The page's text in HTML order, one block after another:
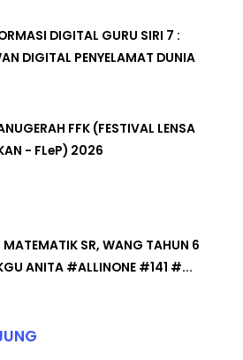
DIGITAL GURU SIRI 7 :
DIGITAL PENYELAMAT DUNIA
FFK (FESTIVAL LENSA
- FLeP) 2026
SR, WANG TAHUN 6
ANITA #ALLINONE #141 #...